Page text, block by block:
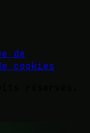
de
cookies